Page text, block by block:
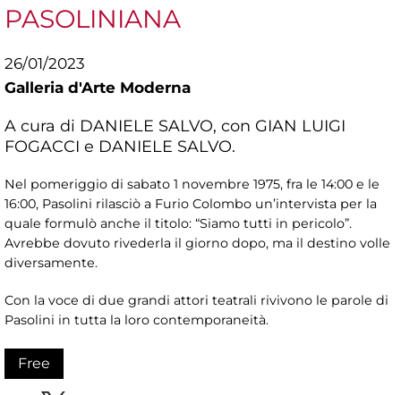
PASOLINIANA
26/01/2023
Galleria d'Arte Moderna
A cura di DANIELE SALVO, con GIAN LUIGI
FOGACCI e DANIELE SALVO.
Nel pomeriggio di sabato 1 novembre 1975, fra le 14:00 e le
16:00, Pasolini rilasciò a Furio Colombo un’intervista per la
quale formulò anche il titolo: “Siamo tutti in pericolo”.
Avrebbe dovuto rivederla il giorno dopo, ma il destino volle
diversamente.
Con la voce di due grandi attori teatrali rivivono le parole di
Pasolini in tutta la loro contemporaneità.
Free